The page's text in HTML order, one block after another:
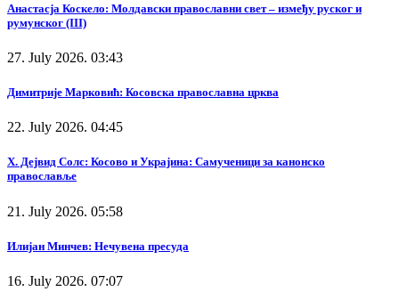
Анастасја Коскело: Молдавски православни свет – између руског и
румунског (III)
27. July 2026. 03:43
Димитрије Марковић: Косовска православна црква
22. July 2026. 04:45
Х. Дејвид Солс: Косово и Украјина: Самученици за канонско
православље
21. July 2026. 05:58
Илијан Минчев: Нечувена пресуда
16. July 2026. 07:07